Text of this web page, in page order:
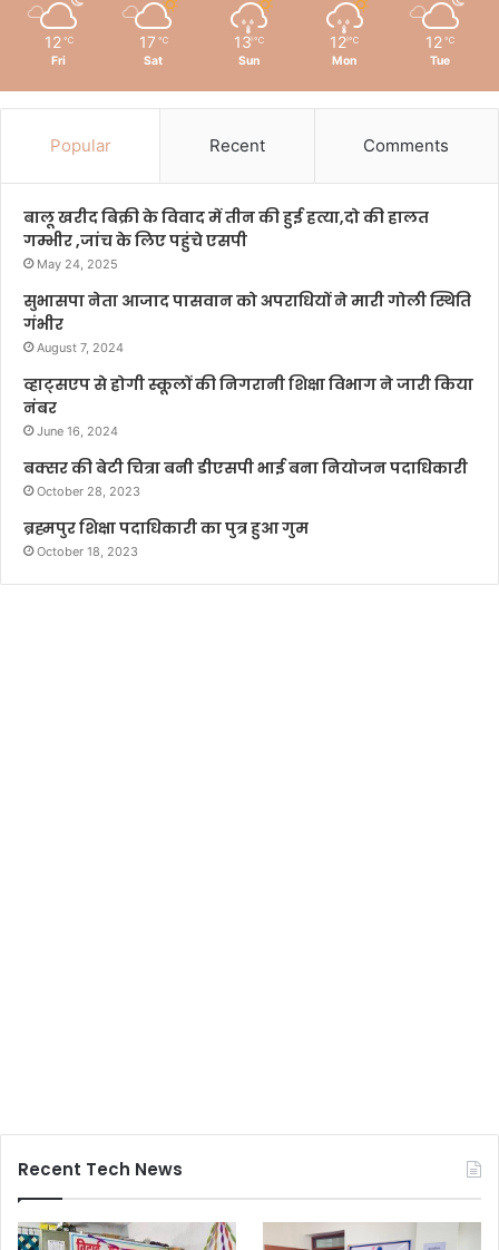
12 ℃
Fri
17 ℃
Sat
13 ℃
Sun
12 ℃
Mon
12 ℃
Tue
Popular Recent Comments
बालू खरीद बिक्री के विवाद में तीन की हुई हत्या,दो की हालत
गम्भीर ,जांच के लिए पहुंचे एसपी
May 24, 2025
सुभासपा नेता आजाद पासवान को अपराधियों ने मारी गोली स्थिति
गंभीर
August 7, 2024
व्हाट्सएप से होगी स्कूलों की निगरानी शिक्षा विभाग ने जारी किया
नंबर
June 16, 2024
बक्सर की बेटी चित्रा बनी डीएसपी भाई बना नियोजन पदाधिकारी
October 28, 2023
ब्रह्मपुर शिक्षा पदाधिकारी का पुत्र हुआ गुम
October 18, 2023
Recent Tech News